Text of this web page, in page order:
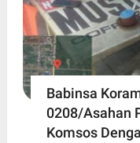
Babinsa
0208/Asahan
Komsos